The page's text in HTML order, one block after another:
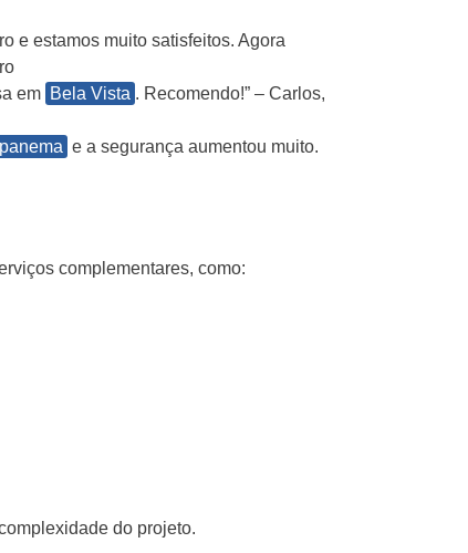
e estamos muito satisfeitos. Agora
em Bela Vista . Recomendo!” – Carlos,
Ipanema e a segurança aumentou muito.
complementares, como:
do projeto.